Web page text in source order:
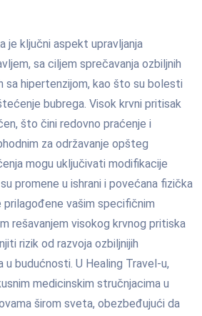
je ključni aspekt upravljanja
sa ciljem sprečavanja ozbiljnih
sa hipertenzijom, kao što su bolesti
bubrega. Visok krvni pritisak
što čini redovno praćenje i
za održavanje opšteg
mogu uključivati modifikacije
promene u ishrani i povećana fizička
vašim specifičnim
rešavanjem visokog krvnog pritiska
rizik od razvoja ozbiljnijih
budućnosti. U Healing Travel-u,
medicinskim stručnjacima u
širom sveta, obezbeđujući da